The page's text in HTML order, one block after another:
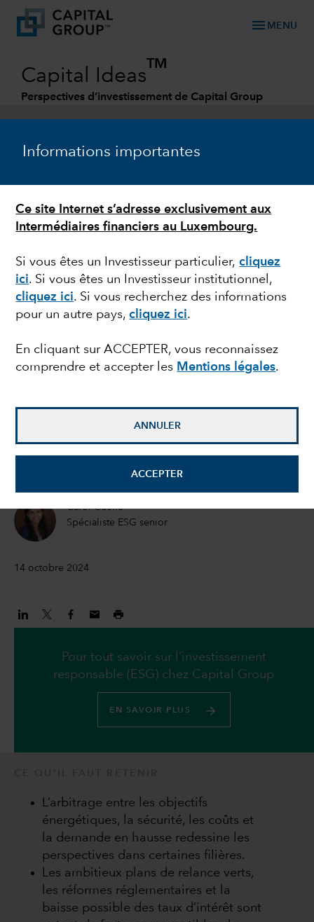
Informations importantes
Ce site Internet s’adresse exclusivement aux
Intermédiaires financiers au Luxembourg.
Si vous êtes un Investisseur particulier, cliquez
ici. Si vous êtes un Investisseur institutionnel,
cliquez ici. Si vous recherchez des informations
pour un autre pays,cliquez ici.
En cliquant sur ACCEPTER, vous reconnaissez
comprendre et accepter les Mentions légales.
ANNULER
ACCEPTER
menu MENU
Capital Ideas
TM
Perspectives d’investissement de Capital Group
ESG
Où en est-on de la
transition énergétique ?
Tom Crocker
Carol Cuello
Spécialiste ESG senior
14 octobre 2024
Pour tout savoir sur l’investissement
responsable (ESG) chez Capital Group
EN SAVOIR PLUS
L’arbitrage entre les objectifs
énergétiques, la sécurité, les coûts et
la demande en hausse redessine les
perspectives dans certaines filières.
Les ambitieux plans de relance verts,
les réformes réglementaires et la
baisse possible des taux d’intérêt sont